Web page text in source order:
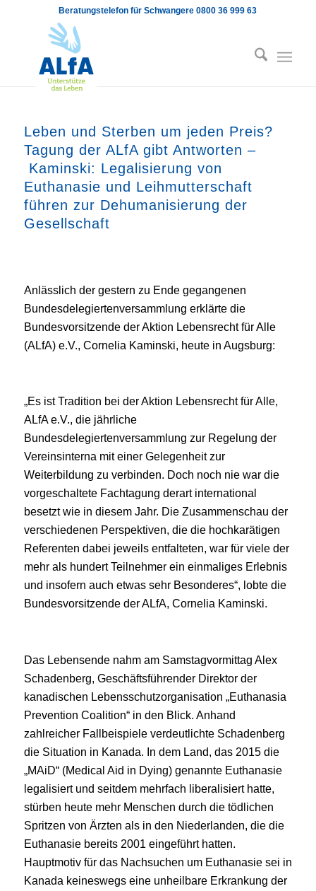
Beratungstelefon für Schwangere 0800 36 999 63
Leben und Sterben um jeden Preis?
Tagung der ALfA gibt Antworten –
Kaminski: Legalisierung von
Euthanasie und Leihmutterschaft
führen zur Dehumanisierung der
Gesellschaft
Anlässlich der gestern zu Ende gegangenen
Bundesdelegiertenversammlung erklärte die
Bundesvorsitzende der Aktion Lebensrecht für Alle
(ALfA) e.V., Cornelia Kaminski, heute in Augsburg:
„Es ist Tradition bei der Aktion Lebensrecht für Alle,
ALfA e.V., die jährliche
Bundesdelegiertenversammlung zur Regelung der
Vereinsinterna mit einer Gelegenheit zur
Weiterbildung zu verbinden. Doch noch nie war die
vorgeschaltete Fachtagung derart international
besetzt wie in diesem Jahr. Die Zusammenschau der
verschiedenen Perspektiven, die die hochkarätigen
Referenten dabei jeweils entfalteten, war für viele der
mehr als hundert Teilnehmer ein einmaliges Erlebnis
und insofern auch etwas sehr Besonderes“, lobte die
Bundesvorsitzende der ALfA, Cornelia Kaminski.
Das Lebensende nahm am Samstagvormittag Alex
Schadenberg, Geschäftsführender Direktor der
kanadischen Lebensschutzorganisation „Euthanasia
Prevention Coalition“ in den Blick. Anhand
zahlreicher Fallbeispiele verdeutlichte Schadenberg
die Situation in Kanada. In dem Land, das 2015 die
„MAiD“ (Medical Aid in Dying) genannte Euthanasie
legalisiert und seitdem mehrfach liberalisiert hatte,
stürben heute mehr Menschen durch die tödlichen
Spritzen von Ärzten als in den Niederlanden, die die
Euthanasie bereits 2001 eingeführt hatten.
Hauptmotiv für das Nachsuchen um Euthanasie sei in
Kanada keineswegs eine unheilbare Erkrankung der